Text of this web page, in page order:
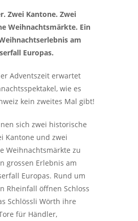
Zwei Kantone. Zwei
Weihnachtsmärkte. Ein
am
Europas.
Adventszeit erwartet
wie es
kein zweites Mal gibt!
sich zwei historische
Kantone und zwei
Weihnachtsmärkte zu
grossen Erlebnis am
Europas. Rund um
Rheinfall öffnen Schloss
Schlössli Wörth ihre
für Händler,